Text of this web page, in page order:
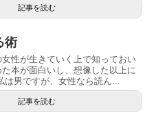
記事を読む
術
性が生きていく上で知っておい
本が面白いし、想像した以上に
男ですが、女性なら読ん...
記事を読む